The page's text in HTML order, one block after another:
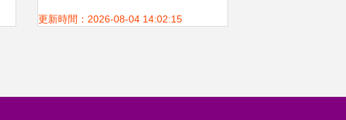
環保工程
更新時間：2026-08-04 14:02:15